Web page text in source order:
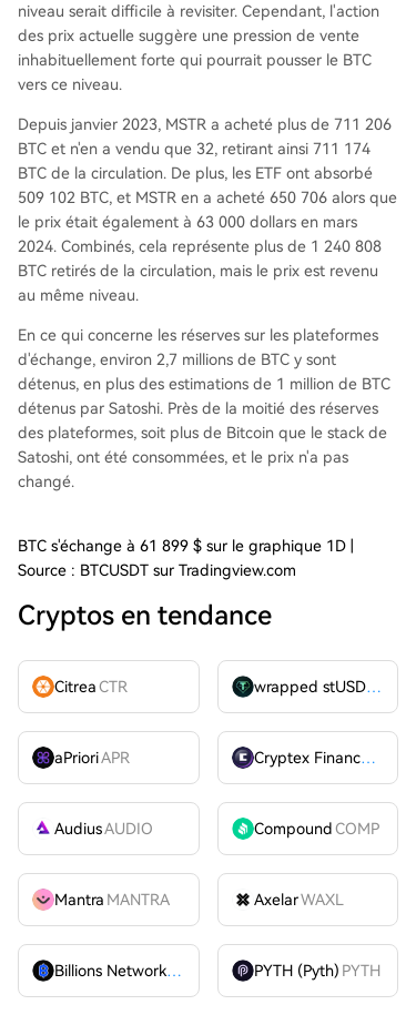
niveau serait difficile à revisiter. Cependant, l'action
des prix actuelle suggère une pression de vente
inhabituellement forte qui pourrait pousser le BTC
vers ce niveau.
Depuis janvier 2023, MSTR a acheté plus de 711 206
BTC et n'en a vendu que 32, retirant ainsi 711 174
BTC de la circulation. De plus, les ETF ont absorbé
509 102 BTC, et MSTR en a acheté 650 706 alors que
le prix était également à 63 000 dollars en mars
2024. Combinés, cela représente plus de 1 240 808
BTC retirés de la circulation, mais le prix est revenu
au même niveau.
En ce qui concerne les réserves sur les plateformes
d'échange, environ 2,7 millions de BTC y sont
détenus, en plus des estimations de 1 million de BTC
détenus par Satoshi. Près de la moitié des réserves
des plateformes, soit plus de Bitcoin que le stack de
Satoshi, ont été consommées, et le prix n'a pas
changé.
BTC s'échange à 61 899 $ sur le graphique 1D |
Source : BTCUSDT sur Tradingview.com
Cryptos en tendance
CitreaCTR wrapped stUSDT
aPrioriAPR Cryptex FinanceCTX
AudiusAUDIO CompoundCOMP
Mantra MANTRA AxelarWAXL
Billions Network
BILL PYTH (Pyth) PYTH